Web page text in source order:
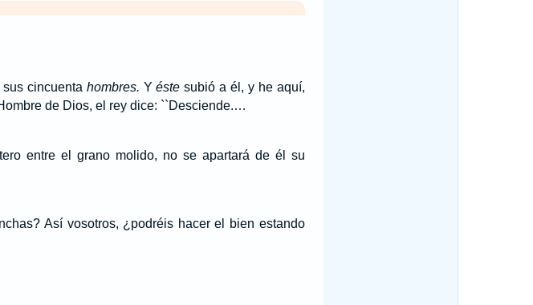
cincuenta hombres. Yéste subió a él, y he aquí,
de Dios, el rey dice: ``Desciende.…
entre el grano molido, no se apartará de él su
Así vosotros, ¿podréis hacer el bien estando